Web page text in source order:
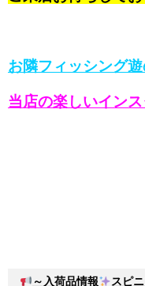
お隣フィッシング
当店の楽しいイン
～入荷品情報 スピ